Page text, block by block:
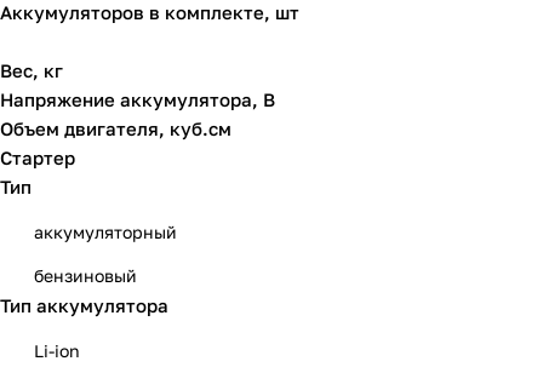
Аккумуляторов в комплекте, шт
Вес, кг
Напряжение аккумулятора, В
Объем двигателя, куб.см
Стартер
Тип
аккумуляторный
бензиновый
Тип аккумулятора
Li-ion